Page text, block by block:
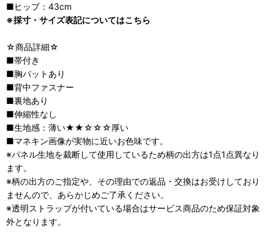
■ヒップ：43cm
※採寸・サイズ表記についてはこちら
☆商品詳細☆
■帯付き
■胸パットあり
■背中ファスナー
■裏地あり
■伸縮性なし
■生地感：薄い★★☆☆☆厚い
■マネキン画像が実物に近いお色味です。
※パネル生地を裁断して使用しているため柄の出方は1点1点異なり
ます。
※柄の出方のご指定や、その理由での返品・交換はお受けしており
ませんので、あらかじめご了承ください。
※透明ストラップが付いている場合はサービス商品のため保証対象
外となります。